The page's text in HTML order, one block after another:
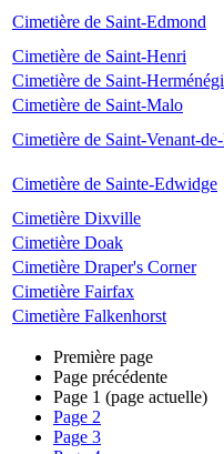
Cimetière de Saint-Edmond
Cimetière de Saint-Henri
Cimetière de Saint-
Cimetière de Saint-Malo
Cimetière de Saint-Venant-
Cimetière de Sainte-Edwidge
Cimetière Dixville
Cimetière Doak
Cimetière Draper's Corner
Cimetière Fairfax
Cimetière Falkenhorst
Première page
Page précédente
Page 1 (page actuelle)
Page 2
Page 3